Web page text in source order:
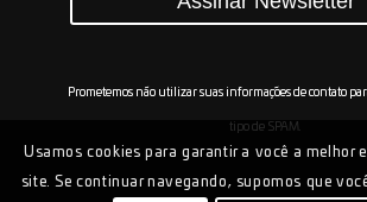
Prometemos não utilizar suas informações de contato
tipo de SPAM.
Usamos cookies para garantir a você a melhor
site. Se continuar navegando, supomos que